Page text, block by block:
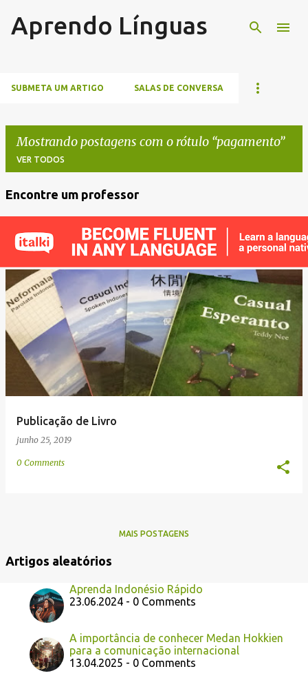
Pular para o conteúdo principal
Aprendo Línguas
SUBMETA UM ARTIGO SALAS DE CONVERSA
Mostrando postagens com o rótulo pagamento
VER TODOS
t
a
g
n
Encontre um professor
Publicação de Livro
junho 25, 2019
0 Comments
MAIS POSTAGENS
Artigos aleatórios
Aprenda Indonésio Rápido
23.06.2024 - 0 Comments
A importância de conhecer Medan Hokkien
para a comunicação internacional
13.04.2025 - 0 Comments